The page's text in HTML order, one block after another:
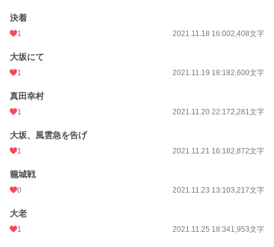
決着
1 2021.11.18 16:002,408文字
大坂にて
1 2021.11.19 18:182,600文字
真田幸村
1 2021.11.20 22:172,281文字
大坂、風雲急を告げ
1 2021.11.21 16:182,872文字
籠城戦
0 2021.11.23 13:103,217文字
大老
1 2021.11.25 18:341,953文字